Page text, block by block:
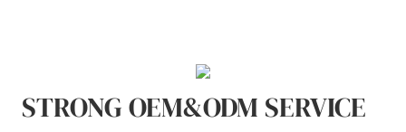
STRONG OEM&ODM SERVICE